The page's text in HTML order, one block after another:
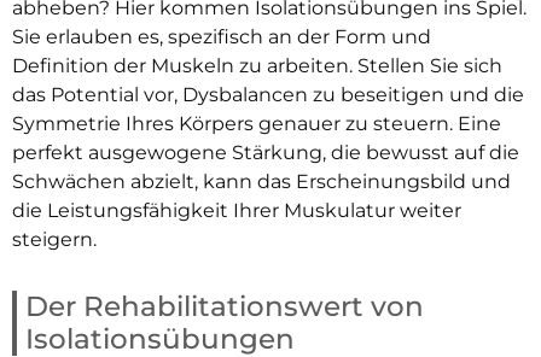
abheben? Hier kommen Isolationsübungen ins Spiel.
Sie erlauben es, spezifisch an der Form und
Definition der Muskeln zu arbeiten. Stellen Sie sich
das Potential vor, Dysbalancen zu beseitigen und die
Symmetrie Ihres Körpers genauer zu steuern. Eine
perfekt ausgewogene Stärkung, die bewusst auf die
Schwächen abzielt, kann das Erscheinungsbild und
die Leistungsfähigkeit Ihrer Muskulatur weiter
steigern.
Der Rehabilitationswert von
Isolationsübungen